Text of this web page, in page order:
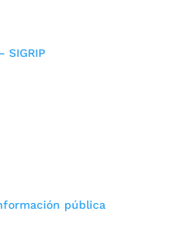
SIGRIP
pública
las políticas